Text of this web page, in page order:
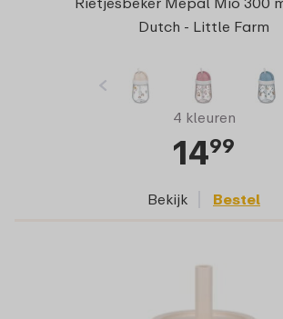
Dutch - Little Farm
4 kleuren
1499
Bekijk Bestel